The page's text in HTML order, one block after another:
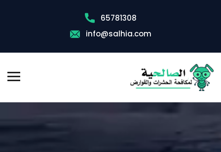
65781308
info@salhia.com